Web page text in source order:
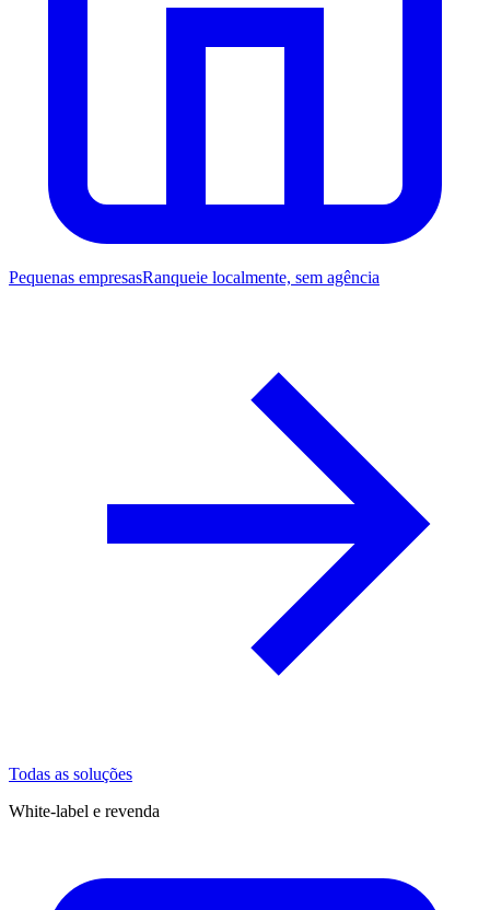
Pequenas empresasRanqueie localmente, sem agência
Todas as soluções
White-label e revenda